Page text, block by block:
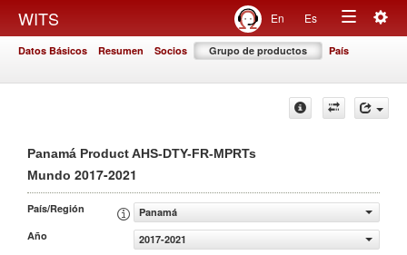
WITS En Es
Toggle
Datos Básicos Resumen Socios Grupo de productos País
Panamá Product AHS-DTY-FR-MPRTs
Mundo 2017-2021
País/Región
Panamá
Año
2017-2021